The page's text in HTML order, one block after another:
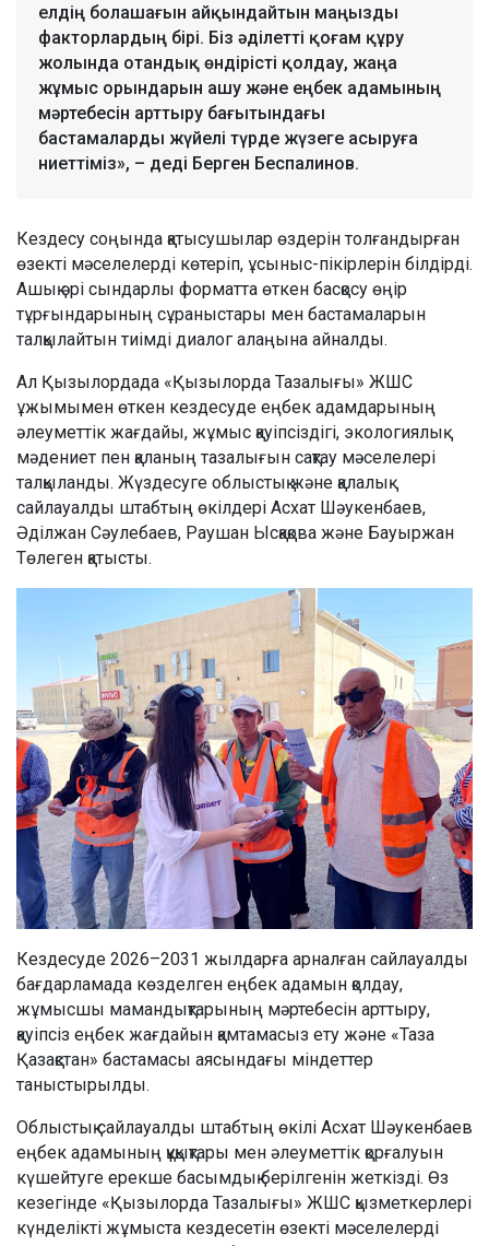
елдің болашағын айқындайтын маңызды
факторлардың бірі. Біз әділетті қоғам құру
жолында отандық өндірісті қолдау, жаңа
жұмыс орындарын ашу және еңбек адамының
мәртебесін арттыру бағытындағы
бастамаларды жүйелі түрде жүзеге асыруға
ниеттіміз», – деді Берген Беспалинов.
Кездесу соңында қатысушылар өздерін толғандырған
өзекті мәселелерді көтеріп, ұсыныс-пікірлерін білдірді.
Ашық әрі сындарлы форматта өткен басқосу өңір
тұрғындарының сұраныстары мен бастамаларын
талқылайтын тиімді диалог алаңына айналды.
Ал Қызылордада «Қызылорда Тазалығы» ЖШС
ұжымымен өткен кездесуде еңбек адамдарының
әлеуметтік жағдайы, жұмыс қауіпсіздігі, экологиялық
мәдениет пен қаланың тазалығын сақтау мәселелері
талқыланды. Жүздесуге облыстық және қалалық
сайлауалды штабтың өкілдері Асхат Шәукенбаев,
Әділжан Сәулебаев, Раушан Ысқақова және Бауыржан
Төлеген қатысты.
Кездесуде 2026–2031 жылдарға арналған сайлауалды
бағдарламада көзделген еңбек адамын қолдау,
жұмысшы мамандықтарының мәртебесін арттыру,
қауіпсіз еңбек жағдайын қамтамасыз ету және «Таза
Қазақстан» бастамасы аясындағы міндеттер
таныстырылды.
Облыстық сайлауалды штабтың өкілі Асхат Шәукенбаев
еңбек адамының құқықтары мен әлеуметтік қорғалуын
күшейтуге ерекше басымдық берілгенін жеткізді. Өз
кезегінде «Қызылорда Тазалығы» ЖШС қызметкерлері
күнделікті жұмыста кездесетін өзекті мәселелерді